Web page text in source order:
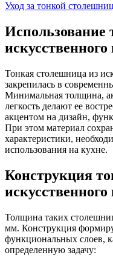
Уход за тонкой
Использование
Тонкая столешница из
закрепилась в
Минимальная толщина,
легкость делают ее
акцентом на дизайн,
При этом материал
характеристики,
использования на кухне.
Конструкция
Толщина таких
мм. Конструкция
функциональных слоев,
определенную задачу: